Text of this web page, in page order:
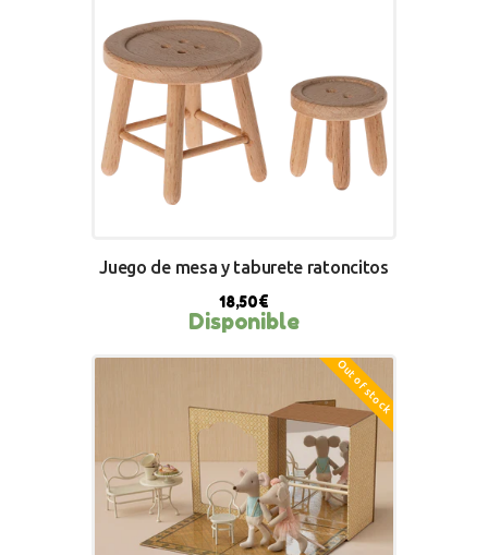
BUY NOW
Juego de mesa y taburete ratoncitos
18,50€
Disponible
Out of stock